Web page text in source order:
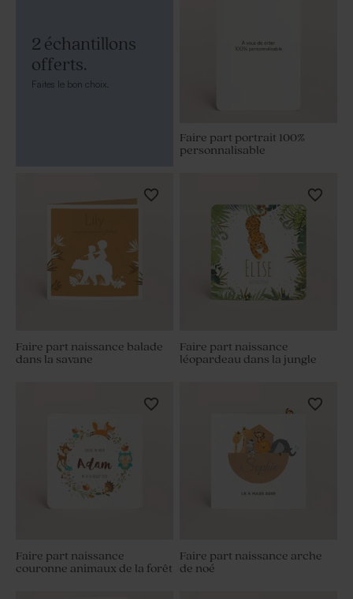
2 échantillons
offerts.
Faites le bon choix.
Faire part portrait 100%
personnalisable
Faire part naissance balade
dans la savane
Faire part naissance
léopardeau dans la jungle
Faire part naissance
couronne animaux de la forêt
Faire part naissance arche
de noé